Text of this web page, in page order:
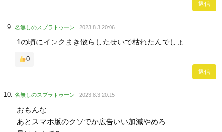
返信
名無しのスプラトゥーン 2023.8.3 20:06
1の頃にインクまき散らしたせいで枯れたんでしょ
0
返信
名無しのスプラトゥーン 2023.8.3 20:15
おもんな
あとスマホ版のクソでか広告いい加減やめろ